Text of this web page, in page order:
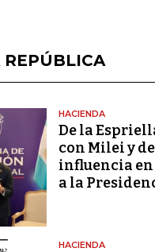
REPÚBLICA
HACIENDA
De la
con Milei y
influencia en
a la
HACIENDA